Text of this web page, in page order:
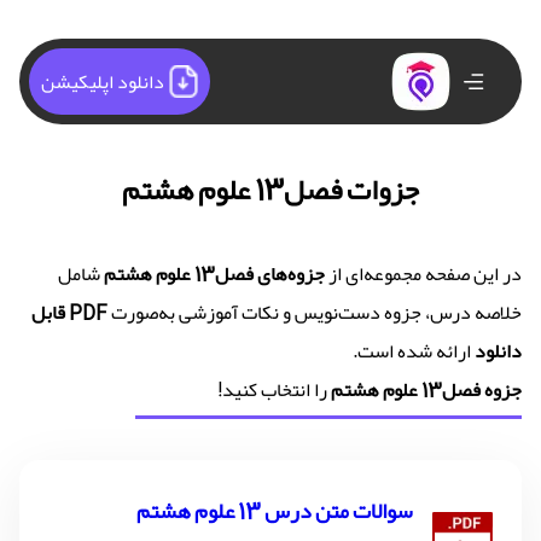
دانلود اپلیکیشن
جزوات فصل13 علوم هشتم
در این صفحه مجموعه‌ای ازجزوه‌های فصل13 علوم هشتم
شامل
خلاصه درس، جزوه دست‌نویس و نکات آموزشی به‌صورت
PDF قابل
دانلودارائه شده است.
جزوه فصل13 علوم هشتم
را انتخاب کنید!
سوالات متن درس 13 علوم هشتم